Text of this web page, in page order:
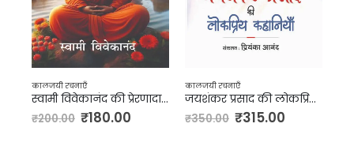
कालजयी रचनाएँ
स्वामी विवेकानंद की प्रेरणादायिक कहानियाँ
₹200.00 ₹180.00
कालजयी रचनाएँ
जयशंकर प्रसाद की लोकप्रिय कहानियाँ
₹350.00 ₹315.00